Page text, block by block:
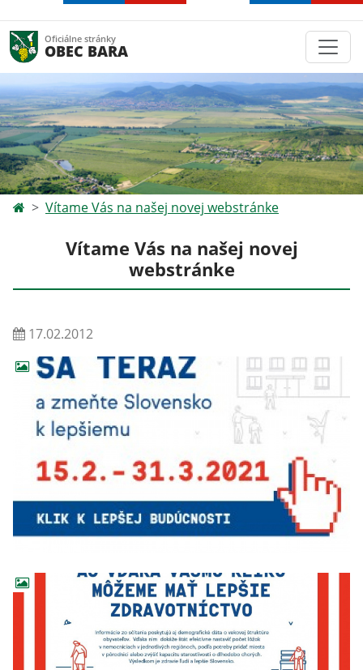
Oficiálne stránky
OBEC BARA
Vítame Vás na našej novej webstránke
Vítame Vás na našej novej
webstránke
17.02.2012